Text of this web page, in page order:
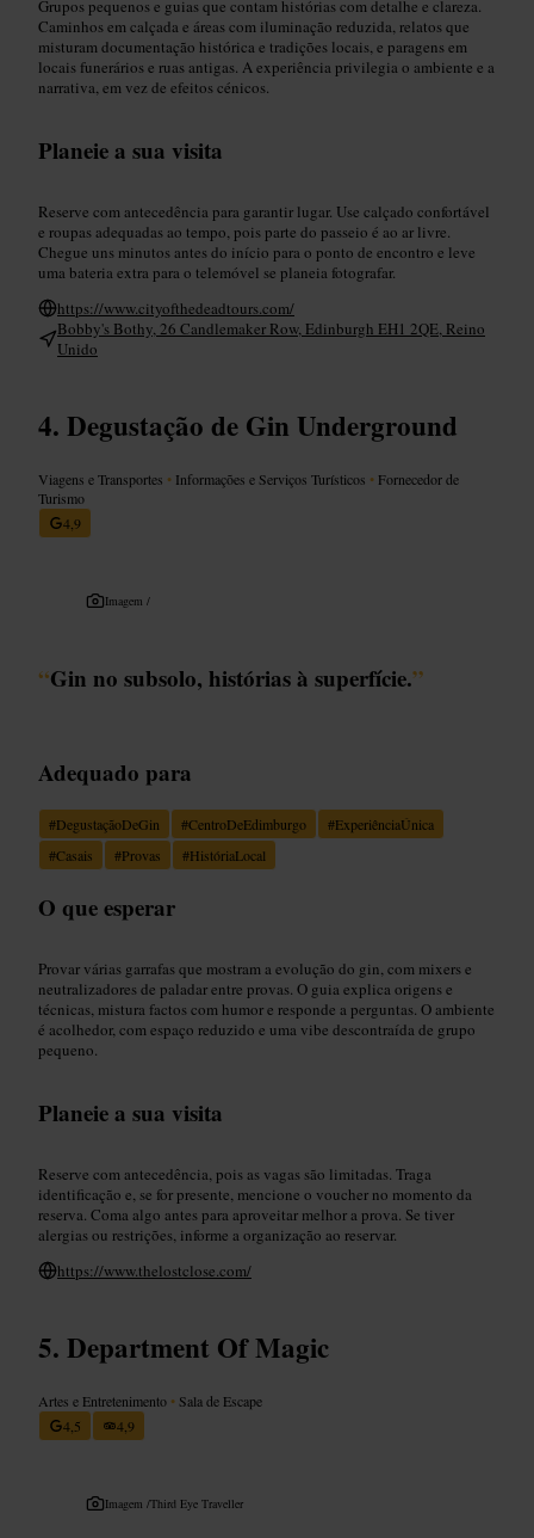
Grupos pequenos e guias que contam histórias com detalhe e clareza.
Caminhos em calçada e áreas com iluminação reduzida, relatos que
misturam documentação histórica e tradições locais, e paragens em
locais funerários e ruas antigas. A experiência privilegia o ambiente e a
narrativa, em vez de efeitos cénicos.
Planeie a sua visita
Reserve com antecedência para garantir lugar. Use calçado confortável
e roupas adequadas ao tempo, pois parte do passeio é ao ar livre.
Chegue uns minutos antes do início para o ponto de encontro e leve
uma bateria extra para o telemóvel se planeia fotografar.
https://www.cityofthedeadtours.com/
Bobby's Bothy, 26 Candlemaker Row, Edinburgh EH1 2QE, Reino
Unido
Degustação de Gin Underground
Viagens e Transportes • Informações e Serviços Turísticos • Fornecedor de
Turismo
4,9
Imagem /
“Gin no subsolo, histórias à superfície.”
Adequado para
#DegustaçãoDeGin #CentroDeEdimburgo #ExperiênciaÚnica
#Casais #Provas #HistóriaLocal
O que esperar
Provar várias garrafas que mostram a evolução do gin, com mixers e
neutralizadores de paladar entre provas. O guia explica origens e
técnicas, mistura factos com humor e responde a perguntas. O ambiente
é acolhedor, com espaço reduzido e uma vibe descontraída de grupo
pequeno.
Planeie a sua visita
Reserve com antecedência, pois as vagas são limitadas. Traga
identificação e, se for presente, mencione o voucher no momento da
reserva. Coma algo antes para aproveitar melhor a prova. Se tiver
alergias ou restrições, informe a organização ao reservar.
https://www.thelostclose.com/
Department Of Magic
Artes e Entretenimento • Sala de Escape
4,5
4,9
Imagem /Third Eye Traveller